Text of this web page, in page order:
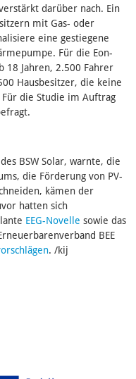
darüber nach. Ein
mit Gas- oder
eine gestiegene
Für die Eon-
18 Jahren, 2.500 Fahrer
Hausbesitzer, die keine
die Studie im Auftrag
BSW Solar, warnte, die
die Förderung von PV-
kämen der
hatten sich
EEG-Novelle sowie das
BEE
. /kij